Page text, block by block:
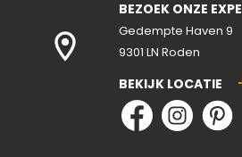
ote
n
BEZOEK ONZE
Gedempte Haven 9
9301 LN Roden
BEKIJK LOCATIE